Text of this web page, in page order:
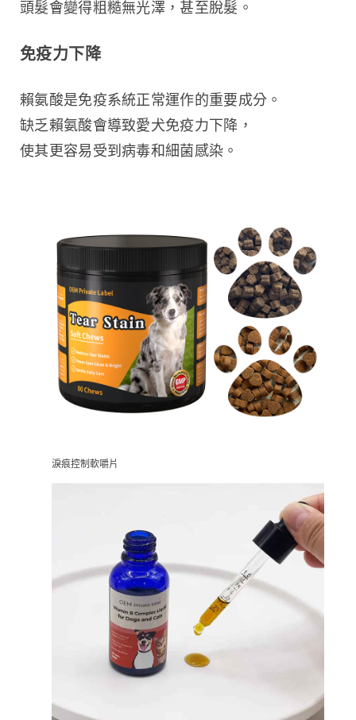
頭髮會變得粗糙無光澤，甚至脫髮。
免疫力下降
賴氨酸是免疫系統正常運作的重要成分。
缺乏賴氨酸會導致愛犬免疫力下降，
使其更容易受到病毒和細菌感染。
淚痕控制軟嚼片